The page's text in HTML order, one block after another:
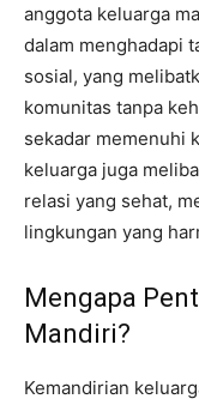
anggota keluarga
dalam menghadapi
sosial, yang
komunitas tanpa
sekadar memenuhi
keluarga juga
relasi yang sehat,
lingkungan yang
Mengapa
Mandiri?
Kemandirian